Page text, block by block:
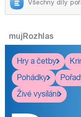
Všechny díly
mujRozhlas
Hry a četby
Pohádky
Živé vysílání